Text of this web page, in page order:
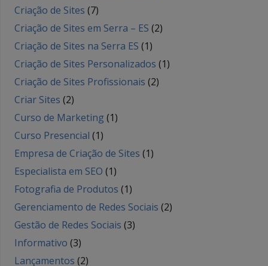
Criação de Sites (7)
Criação de Sites em Serra – ES (2)
Criação de Sites na Serra ES (1)
Criação de Sites Personalizados (1)
Criação de Sites Profissionais (2)
Criar Sites (2)
Curso de Marketing (1)
Curso Presencial (1)
Empresa de Criação de Sites (1)
Especialista em SEO (1)
Fotografia de Produtos (1)
Gerenciamento de Redes Sociais (2)
Gestão de Redes Sociais (3)
Informativo (3)
Lançamentos (2)